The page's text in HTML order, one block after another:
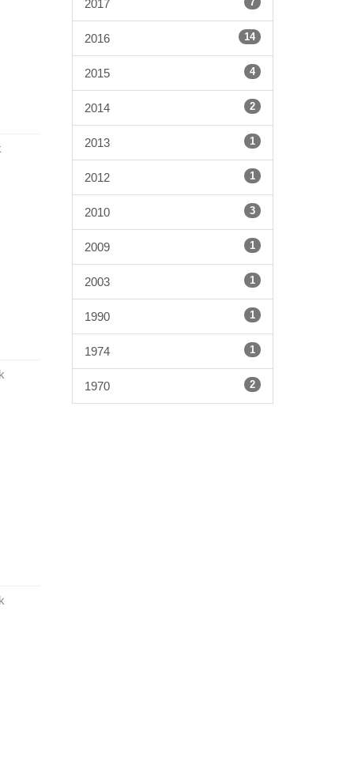
2017
2016 14
2015 4
2014 2
2013 1
2012 1
2010 3
2009 1
2003 1
1990 1
1974 1
1970 2